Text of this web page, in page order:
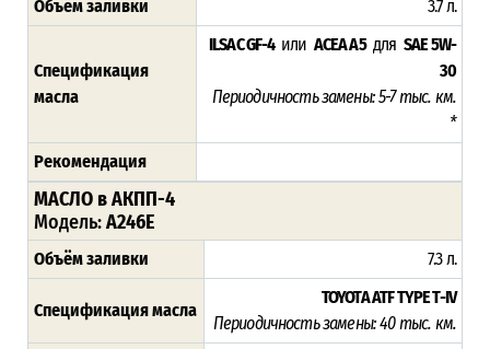
Объём заливки 3.7 л.
Спецификация
масла
ILSAC GF-4 или ACEA A5для SAE 5W-
30
Периодичность замены: 5-7 тыс. км.
*
Рекомендация
МАСЛО в АКПП-4
Модель:A246E
Объём заливки 7.3 л.
Спецификация масла
TOYOTA ATF TYPE T-IV
Периодичность замены: 40 тыс. км.